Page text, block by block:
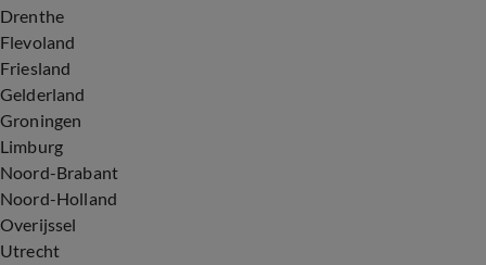
Drenthe
Flevoland
Friesland
Gelderland
Groningen
Limburg
Noord-Brabant
Noord-Holland
Overijssel
Utrecht